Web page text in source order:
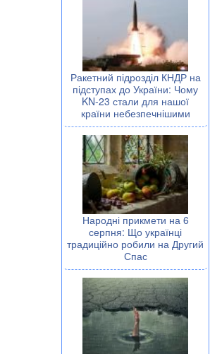
Ракетний підрозділ КНДР на
підступах до України: Чому
KN-23 стали для нашої
країни небезпечнішими
Народні прикмети на 6
серпня: Що українці
традиційно робили на Другий
Спас